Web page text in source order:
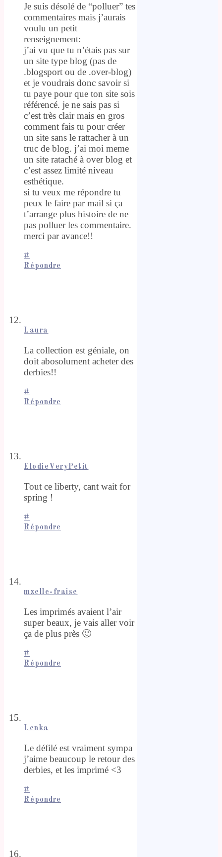
Je suis désolé de “polluer” tes
commentaires mais j’aurais
voulu un petit
renseignement:
j’ai vu que tu n’étais pas sur
un site type blog (pas de
.blogsport ou de .over-blog)
et je voudrais donc savoir si
tu paye pour que ton site sois
référencé. je ne sais pas si
c’est très clair mais en gros
comment fais tu pour créer
un site sans le rattacher à un
truc de blog. j’ai moi meme
un site rataché à over blog et
c’est assez limité niveau
esthétique.
si tu veux me répondre tu
peux le faire par mail si ça
t’arrange plus histoire de ne
pas polluer les commentaire.
merci par avance!!
#
Répondre
Laura
La collection est géniale, on
doit abosolument acheter des
derbies!!
#
Répondre
ElodieVeryPetit
Tout ce liberty, cant wait for
spring !
#
Répondre
mzelle-fraise
Les imprimés avaient l’air
super beaux, je vais aller voir
ça de plus près 🙂
#
Répondre
Lenka
Le défilé est vraiment sympa
j’aime beaucoup le retour des
derbies, et les imprimé <3
#
Répondre